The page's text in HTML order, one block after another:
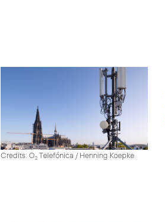
Credits: O2Telefónica / Henning Koepke